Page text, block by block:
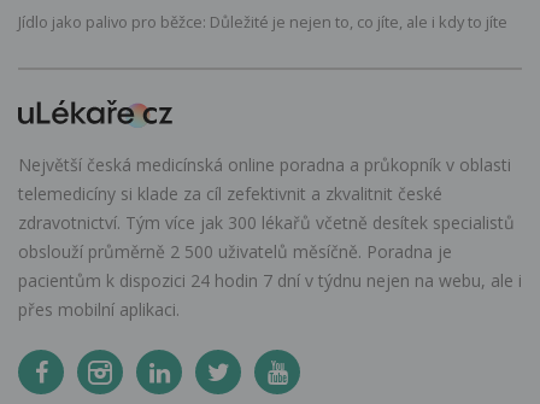
Jídlo jako palivo pro běžce: Důležité je nejen to, co jíte, ale i kdy to jíte
Největší česká medicínská online poradna a průkopník v oblasti
telemedicíny si klade za cíl zefektivnit a zkvalitnit české
zdravotnictví. Tým více jak 300 lékařů včetně desítek specialistů
obslouží průměrně 2 500 uživatelů měsíčně. Poradna je
pacientům k dispozici 24 hodin 7 dní v týdnu nejen na webu, ale i
přes mobilní aplikaci.